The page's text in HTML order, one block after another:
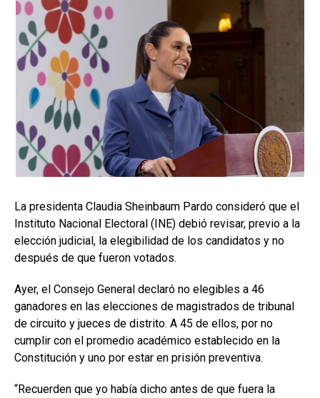
La presidenta Claudia Sheinbaum Pardo consideró que el
Instituto Nacional Electoral (INE) debió revisar, previo a la
elección judicial, la elegibilidad de los candidatos y no
después de que fueron votados.
Ayer, el Consejo General declaró no elegibles a 46
ganadores en las elecciones de magistrados de tribunal
de circuito y jueces de distrito. A 45 de ellos, por no
cumplir con el promedio académico establecido en la
Constitución y uno por estar en prisión preventiva.
“Recuerden que yo había dicho antes de que fuera la